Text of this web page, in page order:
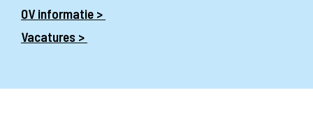
OV informatie >
Vacatures >